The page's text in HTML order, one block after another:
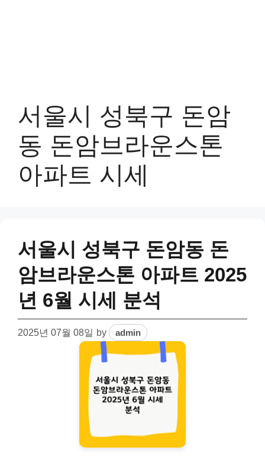
서울시 성북구 돈암
동 돈암브라운스톤
아파트 시세
서울시 성북구 돈암동 돈
암브라운스톤 아파트 2025
년 6월 시세 분석
2025년 07월 08일 by admin